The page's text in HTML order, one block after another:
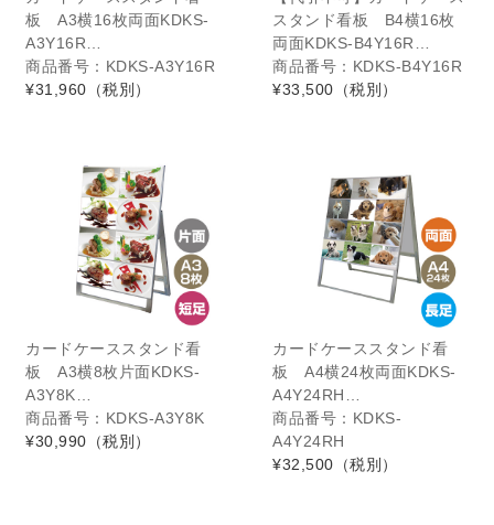
板 A3横16枚両面KDKS-
A3Y16R…
商品番号：KDKS-A3Y16R
¥31,960 （税別）
スタンド看板 B4横16枚
両面KDKS-B4Y16R…
商品番号：KDKS-B4Y16R
¥33,500 （税別）
カードケーススタンド看
板 A3横8枚片面KDKS-
A3Y8K…
商品番号：KDKS-A3Y8K
¥30,990 （税別）
カードケーススタンド看
板 A4横24枚両面KDKS-
A4Y24RH…
商品番号：KDKS-
A4Y24RH
¥32,500 （税別）